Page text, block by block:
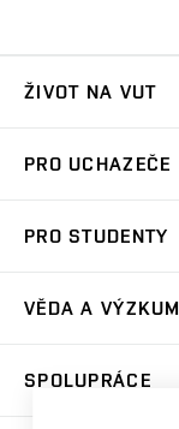
ŽIVOT NA VUT
Koleje
Sport na VUT
Brno
PRO UCHAZEČE
Dny otevřených
Celoživotní
PRO STUDENTY
Harmonogram
Závěrečné práce
Zpracování
Sociální bezpečí
Studium bez bariér
VĚDA A VÝZKUM
SPOLUPRÁCE